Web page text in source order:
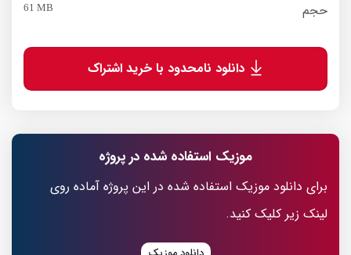
حجم 61 MB
دانلود نامحدود با خرید اشتراک
موزیک استفاده شده در پروژه
برای دانلود موزیک استفاده شده در این پروژه آماده روی
لینک زیر کلیک کنید.